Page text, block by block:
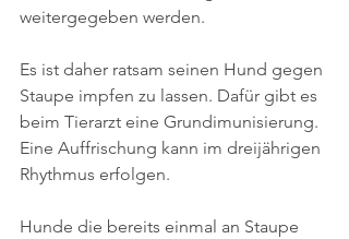
weitergegeben werden.
Es ist daher ratsam seinen Hund gegen
Staupe impfen zu lassen. Dafür gibt es
beim Tierarzt eine Grundimunisierung.
Eine Auffrischung kann im dreijährigen
Rhythmus erfolgen.
Hunde die bereits einmal an Staupe